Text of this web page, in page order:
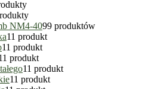
NM4-4099 produktów
11 produkt
11 produkt
1 produkt
11 produkt
11 produkt